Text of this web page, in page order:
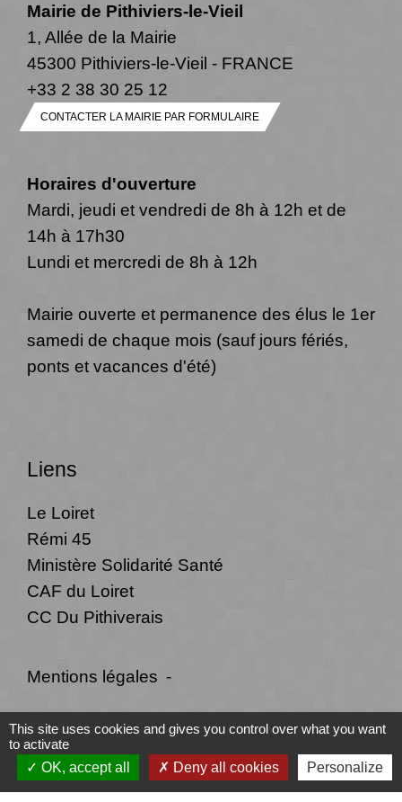
Mairie de Pithiviers-le-Vieil
1, Allée de la Mairie
45300 Pithiviers-le-Vieil - FRANCE
+33 2 38 30 25 12
CONTACTER LA MAIRIE PAR FORMULAIRE
Horaires d'ouverture
Mardi, jeudi et vendredi de 8h à 12h et de
14h à 17h30
Lundi et mercredi de 8h à 12h
Mairie ouverte et permanence des élus le 1er
samedi de chaque mois (sauf jours fériés,
ponts et vacances d'été)
Liens
Le Loiret
Rémi 45
Ministère Solidarité Santé
CAF du Loiret
CC Du Pithiverais
Mentions légales -
Politique de confidentialité - Accessibilité -
Plan du site - Gestion des cookies
This site uses cookies and gives you control over what you want
to activate
OK, accept all
Deny all cookies Personalize